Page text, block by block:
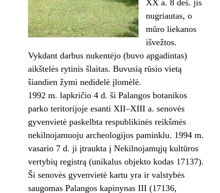
XX a. 8 deš. jis
nugriautas, o
mūro liekanos
išvežtos.
Vykdant darbus nukentėjo (buvo apgadintas)
aikštelės rytinis šlaitas. Buvusią rūsio vietą
šiandien žymi nedidelė įlomėlė.
1992 m. lapkričio 4 d. ši Palangos botanikos
parko teritorijoje esanti XII–XIII a. senovės
gyvenvietė paskelbta respublikinės reikšmės
nekilnojamuoju archeologijos paminklu. 1994 m.
vasario 7 d. ji įtraukta į Nekilnojamųjų kultūros
vertybių registrą (unikalus objekto kodas 17137).
Ši senovės gyvenvietė kartu yra ir valstybės
saugomas Palangos kapinynas III (17136,